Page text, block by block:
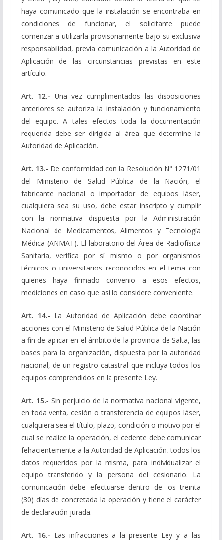
haya comunicado que la instalación se encontraba en
condiciones de funcionar, el solicitante puede
comenzar a utilizarla provisoriamente bajo su exclusiva
responsabilidad, previa comunicación a la Autoridad de
Aplicación de las circunstancias previstas en este
artículo.
Art. 12.- Una vez cumplimentados las disposiciones
anteriores se autoriza la instalación y funcionamiento
del equipo. A tales efectos toda la documentación
requerida debe ser dirigida al área que determine la
Autoridad de Aplicación.
Art. 13.- De conformidad con la Resolución N° 1271/01
del Ministerio de Salud Pública de la Nación, el
fabricante nacional o importador de equipos láser,
cualquiera sea su uso, debe estar inscripto y cumplir
con la normativa dispuesta por la Administración
Nacional de Medicamentos, Alimentos y Tecnología
Médica (ANMAT). El laboratorio del Área de Radiofísica
Sanitaria, verifica por sí mismo o por organismos
técnicos o universitarios reconocidos en el tema con
quienes haya firmado convenio a esos efectos,
mediciones en caso que así lo considere conveniente.
Art. 14.- La Autoridad de Aplicación debe coordinar
acciones con el Ministerio de Salud Pública de la Nación
a fin de aplicar en el ámbito de la provincia de Salta, las
bases para la organización, dispuesta por la autoridad
nacional, de un registro catastral que incluya todos los
equipos comprendidos en la presente Ley.
Art. 15.- Sin perjuicio de la normativa nacional vigente,
en toda venta, cesión o transferencia de equipos láser,
cualquiera sea el título, plazo, condición o motivo por el
cual se realice la operación, el cedente debe comunicar
fehacientemente a la Autoridad de Aplicación, todos los
datos requeridos por la misma, para individualizar el
equipo transferido y la persona del cesionario. La
comunicación debe efectuarse dentro de los treinta
(30) días de concretada la operación y tiene el carácter
de declaración jurada.
Art. 16.- Las infracciones a la presente Ley y a las